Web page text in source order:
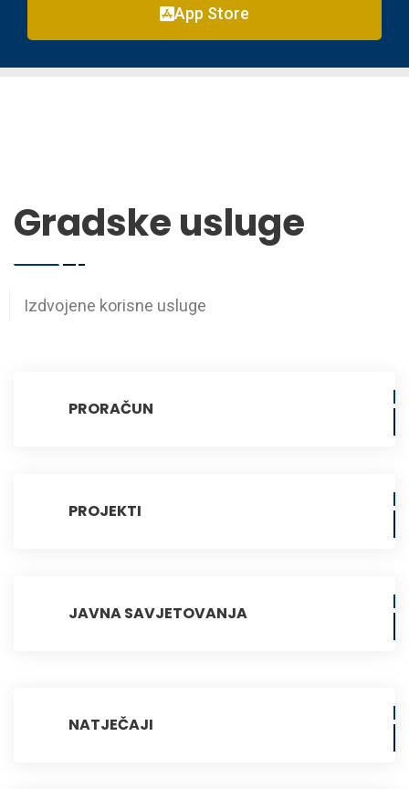
App Store
Gradske usluge
Izdvojene korisne usluge
PRORAČUN
PROJEKTI
JAVNA SAVJETOVANJA
NATJEČAJI